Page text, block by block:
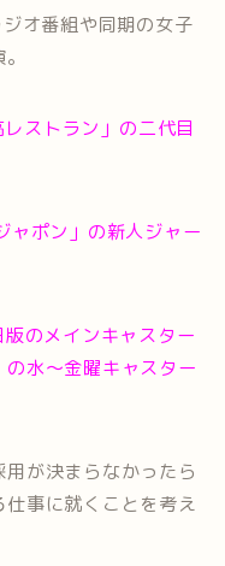
オ番組や同期の女子
ストラン」の二代目
ャポン」の新人ジャー
のメインキャスター
の水～金曜キャスター
が決まらなかったら
事に就くことを考え